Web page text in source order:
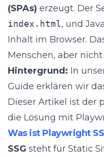
(SPAs) erzeugt. Der
index.html, und
Inhalt im Browser.
Menschen, aber nicht
Hintergrund: In
Guide erklären wir
Dieser Artikel ist der
die Lösung mit
Was ist Playwright
SSG steht für Static